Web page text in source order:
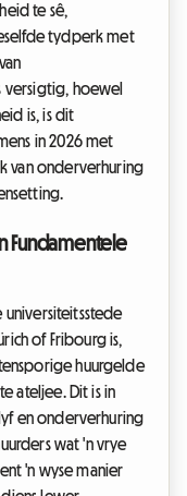
te sê,
tydperk met
versigtig, hoewel
is, is dit
in 2026 met
van onderverhuring
Fundamentele
universiteitsstede
of Fribourg is,
huurgelde
ateljee. Dit is in
en onderverhuring
wat 'n vrye
'n wyse manier